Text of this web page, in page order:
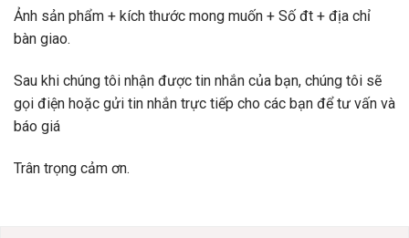
Ảnh sản phẩm + kích thước mong muốn + Số đt + địa chỉ
bàn giao.
Sau khi chúng tôi nhận được tin nhắn của bạn, chúng tôi sẽ
gọi điện hoặc gửi tin nhắn trực tiếp cho các bạn để tư vấn và
báo giá
Trân trọng cảm ơn.